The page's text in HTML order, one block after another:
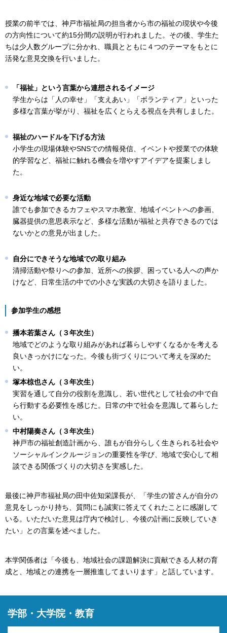
授業の前半では、神戸市福祉局の担当者から市の福祉の現状や今後
の方向性について約15分間の説明が行われました。その後、学生た
ちは少人数グループに分かれ、職員とともに４つのテーマをもとに
活発な意見交換を行いました。
「福祉」という言葉から連想されるイメージ
学生からは「人の幸せ」「支えあい」「ボランティア」といった
多様な言葉が挙がり、福祉を広くとらえる視点を共有しました。
福祉のハードルを下げる方法
小学生の現場体験やSNSでの情報発信、イベントや授業での体験
的学習など、福祉に触れる機会を増やすアイデアを提案しまし
た。
身近な地域で必要な活動
誰でも参加できるカフェやスマホ教室、地域イベントへの参画、
臓器提供の意思表示など、多様な活動が福祉と共存できるのでは
ないかとの意見が出ました。
自分にできそうな地域での取り組み
清掃活動や祭りへの参加、近所への挨拶、困っている人への声か
けなど、日常生活の中での小さな実践の大切さを語りました。
参加学生の感想
播本若葉さん（３年次生）
地域でどのような取り組みがあれば暮らしやすくなるかを考える
良いきっかけになった。今後も街づくりについて考えを深めた
い。
塚本椋也さん（３年次生）
実習を通して自分の役割を意識し、若い世代として社会の中で自
ら行動する必要性を感じた。日常の中で社会を意識して暮らした
い。
中村陽奏さん（３年次生）
神戸市の福祉創造計画から、誰もが自分らしく生きられる社会や
ソーシャルインクルージョンの重要性を学び、地域で安心して相
談できる関係づくりの大切さを実感した。
最後に神戸市福祉局の田中佐知栄課長が、「学生の皆さんが自分の
意見をしっかり持ち、質問にも誠実に答えてくれたことに感謝して
いる。いただいた意見は庁内で検討し、今後の計画に反映していき
たい」との言葉を述べました。
本学関係者は「今後も、地域社会の課題解決に貢献できる人材の育
成と、地域との連携を一層推進してまいります」と話しています。
学部・大学院・教育